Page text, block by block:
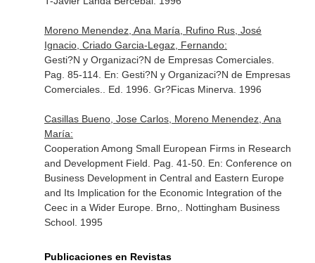
Moreno Menendez, Ana María, Rufino Rus, José
Ignacio, Criado Garcia-Legaz, Fernando:
Gesti?N y Organizaci?N de Empresas Comerciales.
Pag. 85-114. En: Gesti?N y Organizaci?N de Empresas
Comerciales.
. Ed. 1996. Gr?Ficas Minerva. 1996
Casillas Bueno, Jose Carlos, Moreno Menendez, Ana
María:
Cooperation Among Small European Firms in Research
and Development Field. Pag. 41-50. En: Conference on
Business Development in Central and Eastern Europe
and Its Implication for the Economic Integration of the
Ceec in a Wider Europe. Brno,. Nottingham Business
School. 1995
Publicaciones en Revistas